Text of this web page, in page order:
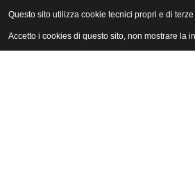
ANICA | Associazione Nazionale
Questo sito utilizza cookie tecnici propri e di
Accetto i cookies di questo sito, non mostrare la
Questo sito utilizza cookie tecnici propri e di
Accetto i cookies di questo sito, non mostrare la